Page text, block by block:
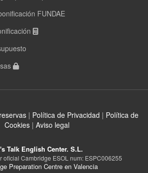
FUNDAE
| Política de Privacidad | Política de
Cookies| Aviso legal
Talk English Center. S.L.
oficial Cambridge ESOL num: ESPC006255
Preparation Centre en Valencia